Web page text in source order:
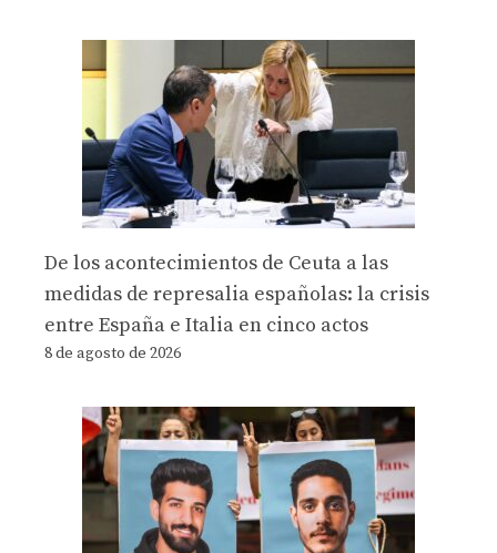
De los acontecimientos de Ceuta a las
medidas de represalia españolas: la crisis
entre España e Italia en cinco actos
8 de agosto de 2026